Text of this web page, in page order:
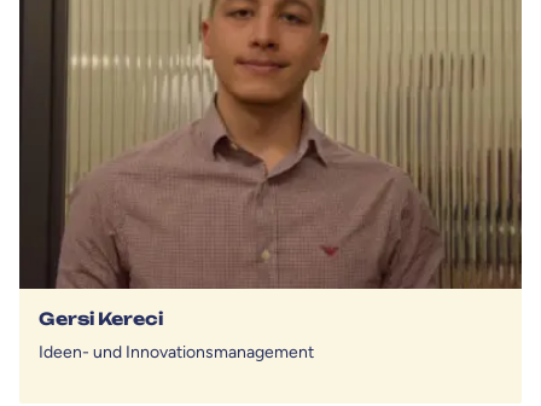
Gersi Kereci
Ideen- und Innovationsmanagement